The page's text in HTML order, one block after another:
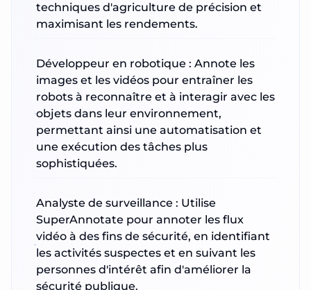
techniques d'agriculture de précision et
maximisant les rendements.
Développeur en robotique : Annote les
images et les vidéos pour entraîner les
robots à reconnaître et à interagir avec les
objets dans leur environnement,
permettant ainsi une automatisation et
une exécution des tâches plus
sophistiquées.
Analyste de surveillance : Utilise
SuperAnnotate pour annoter les flux
vidéo à des fins de sécurité, en identifiant
les activités suspectes et en suivant les
personnes d'intérêt afin d'améliorer la
sécurité publique.